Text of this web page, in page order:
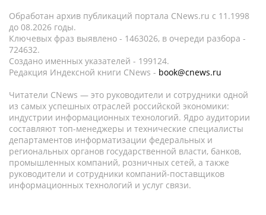
Обработан архив публикаций портала CNews.ru c 11.1998
до 08.2026 годы.
Ключевых фраз выявлено - 1463026, в очереди разбора -
724632.
Создано именных указателей - 199124.
Редакция Индексной книги CNews - book@cnews.ru
Читатели CNews — это руководители и сотрудники одной
из самых успешных отраслей российской экономики:
индустрии информационных технологий. Ядро аудитории
составляют топ-менеджеры и технические специалисты
департаментов информатизации федеральных и
региональных органов государственной власти, банков,
промышленных компаний, розничных сетей, а также
руководители и сотрудники компаний-поставщиков
информационных технологий и услуг связи.